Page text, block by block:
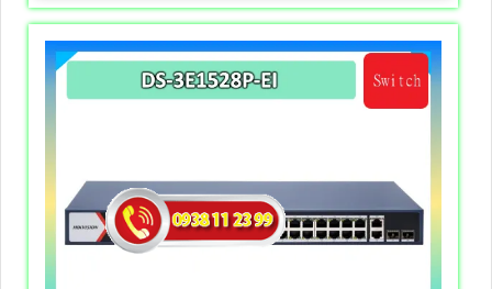
5%-35%
Hikvision DS-3WF3000-EI-5AC/P hỗ trợ chuẩn IEEE
802.11a/n/ac, tốc độ tối đa 867 Mbps với băng tần 5
GHz và ăng-ten 8 dBi. Thiết bị đạt thông lượng PTP
tải dữ liệu và video giám sát ổn định ở khoảng cách